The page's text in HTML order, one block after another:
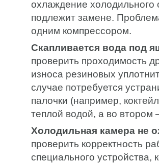
охлаждение
подлежит замене.
одним компрессором.
Скапливается вода под
проверить проходимость
износа резиновых
случае потребуется
палочки (например,
теплой водой, а во втором
Холодильная камера не
проверить корректность
специального устройства,